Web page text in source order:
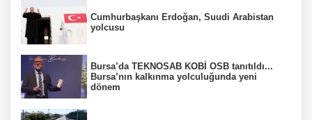
Cumhurbaşkanı Erdoğan, Suudi Arabistan
yolcusu
Bursa’da TEKNOSAB KOBİ OSB tanıtıldı...
Bursa’nın kalkınma yolculuğunda yeni
dönem